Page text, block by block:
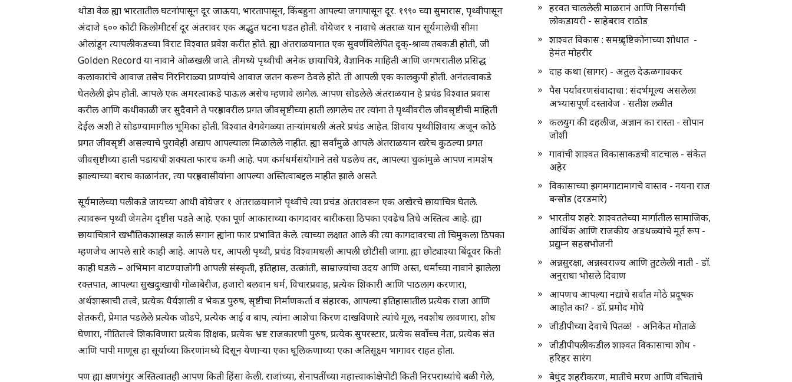
थोडा वेळ ह्या भारतातील घटनांपासून दूर जाऊया, भारतापासून, किंबहुना आपल्या जगापासून दूर. १९९० च्या सुमारास, पृथ्वीपासून
अंदाजे ६०० कोटी किलोमीटर्स दूर अंतरावर एक अद्भुत घटना घडत होती. वोयेजर १ नावाचे अंतराळ यान सूर्यमालेची सीमा
ओलांडून त्यापलीकडच्या विराट विश्वात प्रवेश करीत होते. ह्या अंतराळयानात एक सुवर्णविलेपित दृक्-श्राव्य तबकडी होती, जी
Golden Record या नावाने ओळखली जाते. तीमध्ये पृथ्वीची अनेक छायाचित्रे, वैज्ञानिक माहिती आणि जगभरातील प्रसिद्ध
कलाकारांचे आवाज तसेच निरनिराळ्या प्राण्यांचे आवाज जतन करून ठेवले होते. ती आपली एक कालकुपी होती. अनंतत्वाकडे
घेतलेली झेप होती. आपले एक अमरत्वाकडे पाऊल असेच म्हणावे लागेल. आपण सोडलेले अंतराळयान हे प्रचंड विश्वात प्रवास
करील आणि कधीकाळी जर सुदैवाने ते परग्रहावरील प्रगत जीवसृष्टीच्या हाती लागलेच तर त्यांना ते पृथ्वीवरील जीवसृष्टीची माहिती
देईल अशी ते सोडण्यामागील भूमिका होती. विश्वात वेगवेगळ्या ताऱ्यांमधली अंतरे प्रचंड आहेत. शिवाय पृथ्वीशिवाय अजून कोठे
प्रगत जीवसृष्टी असल्याचे पुरावेही अद्याप आपल्याला मिळालेले नाहीत. ह्या सर्वांमुळे आपले अंतराळयान खरेच कुठल्या प्रगत
जीवसृष्टीच्या हाती पडायची शक्यता फारच कमी आहे. पण कर्मधर्मसंयोगाने तसे घडलेच तर, आपल्या चुकांमुळे आपण नामशेष
झाल्याच्या बराच काळानंतर, त्या परग्रहवासीयांना आपल्या अस्तित्वाबद्दल माहीत झाले असते.
सूर्यमालेच्या पलीकडे जायच्या आधी वोयेजर १ अंतराळयानाने पृथ्वीचे त्या प्रचंड अंतरावरून एक अखेरचे छायाचित्र घेतले.
त्यावरून पृथ्वी जेमतेम दृष्टीस पडते आहे. एका पूर्ण आकाराच्या कागदावर बारीकसा ठिपका एवढेच तिचे अस्तित्व आहे. ह्या
छायाचित्राने खभौतिकशास्त्रज्ञ कार्ल सगान ह्यांना फार प्रभावित केले. त्याच्या लक्षात आले की त्या कागदावरचा तो चिमुकला ठिपका
म्हणजेच आपले सारे काही आहे. आपले घर, आपली पृथ्वी, प्रचंड विश्वामधली आपली छोटीसी जागा. ह्या छोट्याश्या बिंदूवर किती
काही घडले – अभिमान वाटण्याजोगी आपली संस्कृती, इतिहास, उत्क्रांती, साम्राज्यांचा उदय आणि अस्त, धर्माच्या नावाने झालेला
रक्तपात, आपल्या सुखदुःखाची गोळाबेरीज, हजारो बलवान धर्म, विचारप्रवाह, प्रत्येक शिकारी आणि पाठलाग करणारा,
अर्थशास्त्राची तत्त्वे, प्रत्येक धैर्यशाली व भेकड पुरुष, सृष्टीचा निर्माणकर्ता व संहारक, आपल्या इतिहासातील प्रत्येक राजा आणि
शेतकरी, प्रेमात पडलेले प्रत्येक जोडपे, प्रत्येक आई व बाप, त्यांना आशेचा किरण दाखविणारे त्यांचे मूल, नवशोध लावणारा, शोध
घेणारा, नीतितत्त्वे शिकविणारा प्रत्येक शिक्षक, प्रत्येक भ्रष्ट राजकारणी पुरुष, प्रत्येक सुपरस्टार, प्रत्येक सर्वोच्च नेता, प्रत्येक संत
आणि पापी माणूस हा सूर्याच्या किरणांमध्ये दिसून येणाऱ्या एका धूलिकणाच्या एका अतिसूक्ष्म भागावर राहत होता.
पण ह्या क्षणभंगुर अस्तित्वातही आपण किती हिंसा केली. राजांच्या, सेनापतींच्या महात्त्वाकांक्षेपोटी किती निरपराध्यांचे बळी गेले,
हरवत चाललेली माळरानं आणि निसर्गाची
लोकडायरी - साहेबराव राठोड
शाश्वत विकास : समग्र दृष्टिकोनाच्या शोधात -
हेमंत मोहरीर
दाह कथा (सागर) - अतुल देऊळगावकर
पैस पर्यावरणसंवादाचा : संदर्भमूल्य असलेला
अभ्यासपूर्ण दस्तावेज - सतीश लळीत
कलयुग की दहलीज, अज्ञान का रास्ता - सोपान
जोशी
गावांची शाश्वत विकासाकडची वाटचाल - संकेत
अहेर
विकासाच्या झगमगाटामागचे वास्तव - नयना राज
बन्सोड (दरडमारे)
भारतीय शहरे: शाश्वततेच्या मार्गातील सामाजिक,
आर्थिक आणि राजकीय अडथळ्यांचे मूर्त रूप -
प्रद्युम्न सहस्रभोजनी
अन्नसुरक्षा, अन्नस्वराज्य आणि तुटलेली नाती - डॉ.
अनुराधा भोसले दिवाण
आपणच आपल्या नद्यांचे सर्वात मोठे प्रदूषक
आहोत का? - डॉ. प्रमोद मोघे
जीडीपीच्या देवाचे पितळ! - अनिकेत मोताळे
जीडीपीपलीकडील शाश्वत विकासाचा शोध -
हरिहर सारंग
बेधुंद शहरीकरण, मातीचे मरण आणि वंचितांचे